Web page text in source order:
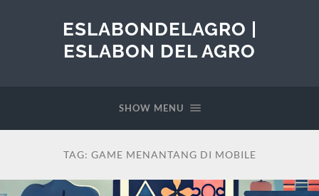
ESLABONDELAGRO |
ESLABON DEL AGRO
SHOW MENU
TAG: GAME MENANTANG DI MOBILE